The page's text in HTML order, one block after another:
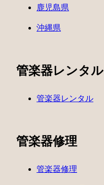
鹿児島県
沖縄県
管楽器レンタル
管楽器レンタル
管楽器修理
管楽器修理